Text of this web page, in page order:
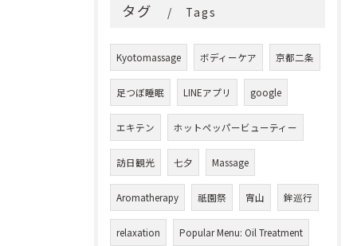
タグ Tags
Kyotomassage ボディーケア 京都二条
足つぼ睡眠 LINEアプリ google
エキテン ホットペッパービューティー
訪日観光 七夕 Massage
Aromatherapy 祇園祭 宵山 鉾巡行
relaxation Popular Menu: Oil Treatment